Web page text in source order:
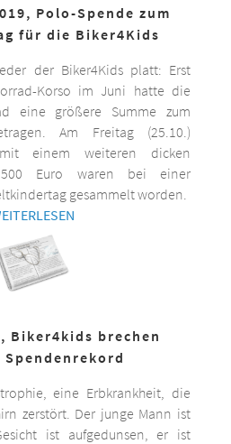
Polo-Spende zum
für die Biker4Kids
der Biker4Kids platt: Erst
Korso im Juni hatte die
eine größere Summe zum
Am Freitag (25.10.)
einem weiteren dicken
Euro waren bei einer
gesammelt worden.
Biker4kids brechen
Spendenrekord
eine Erbkrankheit, die
zerstört. Der junge Mann ist
ist aufgedunsen, er ist